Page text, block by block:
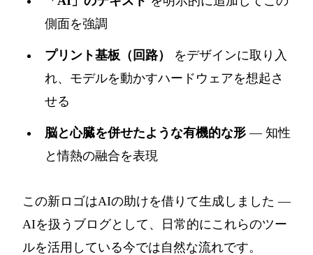
側面を強調
プリント基板（回路）
をデザインに取り入
れ、モデルを動かすハードウェアを想起さ
せる
脳と心臓を併せたような有機的な形 — 知性
と情熱の融合を表現
この新ロゴはAIの助けを借りて生成しました —
AIを扱うブログとして、日常的にこれらのツー
ルを活用している今では自然な流れです。